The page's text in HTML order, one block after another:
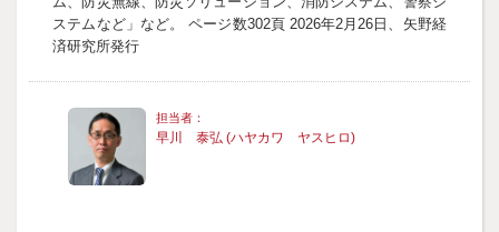
ステムなど」など。 ページ数302頁 2026年2月26日、矢野経
済研究所発行
早川 泰弘 (ハヤカワ ヤスヒロ)